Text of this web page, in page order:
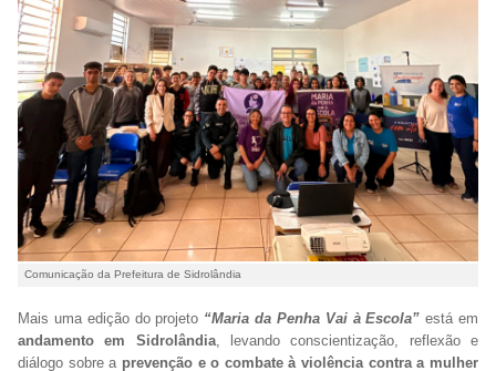
Comunicação da Prefeitura de Sidrolândia
Mais uma edição do projeto “Maria da Penha Vai à Escola” está em
andamento em Sidrolândia, levando conscientização, reflexão e
diálogo sobre a prevenção e o combate à violência contra a mulher